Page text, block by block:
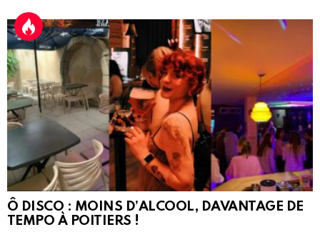
Ô DISCO : MOINS D’ALCOOL, DAVANTAGE DE
TEMPO À POITIERS !